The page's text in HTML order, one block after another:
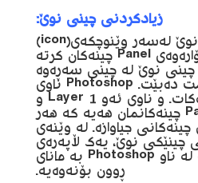
زیادکردنی چینی نوێ:
بۆ زیاد کردنی چینی نوێ لەسەر وێنوچکەی(icon)
New Layer لە خۆارەوەی Panel چینەکان کرتە
نوێ لە چینی سەڕەوە
Background درووست دەبێت. Photoshop ناوی
چینەکان دیاری دەکات. و ناوی ئەو Layer 1 و
ئێستا دە ڕیز لە Panel چینەکانمان هەیە کە هەر
جیاوازە. لە وێنەی
نوێ، یەک ڵاپەرەی
چوارخانه دەبینن کە لە ناو Photoshop بە مانای
ڕوون بۆنەوەیە.